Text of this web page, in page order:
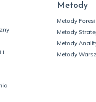
i
Metody
Metody
Metody
Metody
Metody